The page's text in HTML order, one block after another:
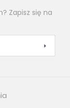
Zapisz się na